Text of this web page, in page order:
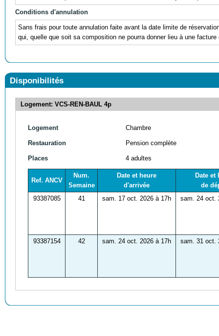
Conditions d'annulation
Sans frais pour toute annulation faite avant la date limite de
qui, quelle que soit sa composition ne pourra donner lieu à une
Disponibilités
Logement: VCS-REN-BAUL 4p
Logement Chambre
Restauration Pension complète
Places 4 adultes
Ref. ANCV
Num.
Semaine
Date et heure
d'arrivée
Date et
de
93387085
41 sam. 17 oct. 2026 à 17h sam. 24 oct.
93387154 42 sam. 24 oct. 2026 à 17h sam. 31 oct.